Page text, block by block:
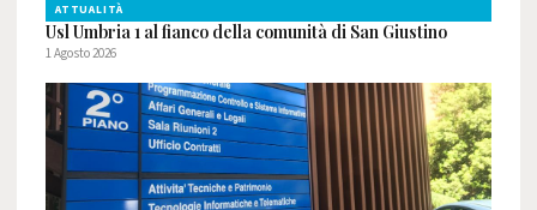
ATTUALITÀ
Usl Umbria 1 al fianco della comunità di San Giustino
1 Agosto 2026